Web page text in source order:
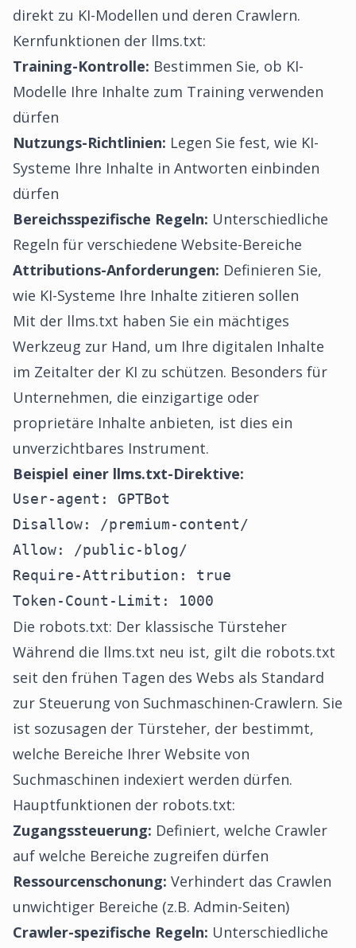
direkt zu KI-Modellen und deren Crawlern.
Kernfunktionen der llms.txt:
Training-Kontrolle: Bestimmen Sie, ob KI-
Modelle Ihre Inhalte zum Training verwenden
dürfen
Nutzungs-Richtlinien: Legen Sie fest, wie KI-
Systeme Ihre Inhalte in Antworten einbinden
dürfen
Bereichsspezifische Regeln: Unterschiedliche
Regeln für verschiedene Website-Bereiche
Attributions-Anforderungen: Definieren Sie,
wie KI-Systeme Ihre Inhalte zitieren sollen
Mit der llms.txt haben Sie ein mächtiges
Werkzeug zur Hand, um Ihre digitalen Inhalte
im Zeitalter der KI zu schützen. Besonders für
Unternehmen, die einzigartige oder
proprietäre Inhalte anbieten, ist dies ein
unverzichtbares Instrument.
Beispiel einer llms.txt-Direktive:
User-agent: GPTBot
Disallow: /premium-content/
Allow: /public-blog/
Require-Attribution: true
Token-Count-Limit: 1000
Die robots.txt: Der klassische Türsteher
Während die llms.txt neu ist, gilt die robots.txt
seit den frühen Tagen des Webs als Standard
zur Steuerung von Suchmaschinen-Crawlern. Sie
ist sozusagen der Türsteher, der bestimmt,
welche Bereiche Ihrer Website von
Suchmaschinen indexiert werden dürfen.
Hauptfunktionen der robots.txt:
Zugangssteuerung: Definiert, welche Crawler
auf welche Bereiche zugreifen dürfen
Ressourcenschonung: Verhindert das Crawlen
unwichtiger Bereiche (z.B. Admin-Seiten)
Crawler-spezifische Regeln: Unterschiedliche